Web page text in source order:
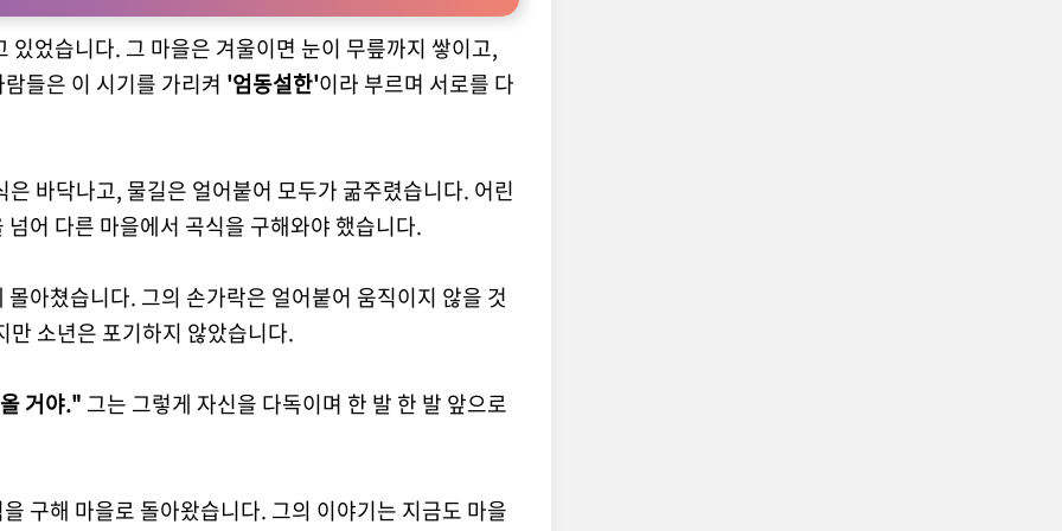
있었습니다. 그 마을은 겨울이면 눈이 무릎까지 쌓이고,
들은 이 시기를 가리켜 '엄동설한'이라 부르며 서로를 다
바닥나고, 물길은 얼어붙어 모두가 굶주렸습니다. 어린
어 다른 마을에서 곡식을 구해와야 했습니다.
아쳤습니다. 그의 손가락은 얼어붙어 움직이지 않을 것
소년은 포기하지 않았습니다.
거야." 그는 그렇게 자신을 다독이며 한 발 한 발 앞으로
구해 마을로 돌아왔습니다. 그의 이야기는 지금도 마을